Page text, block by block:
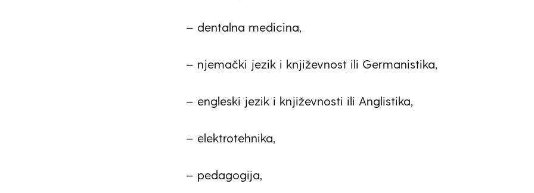
– dentalna medicina,
– njemački jezik i književnost ili Germanistika,
– engleski jezik i književnosti ili Anglistika,
– elektrotehnika,
– pedagogija,